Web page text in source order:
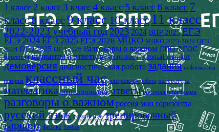
1 класс 2 класс 3 класс4 класс 5 класс 6 класс 7
класс8 класс 9 класс 10 класс11 класс
2022-2023 учебный год 2023 2024 ВПР 2025 ЕГЭ
ЕГЭ 2024 ЕГЭ 2025 ЕГЭ 2026 МЦКО МЦКО 2023-2024 ОГЭ
2024 ОГЭ 2025 ОГЭ 2026 Разговоры о важном СПО ФГОС
биология варианты и ответы видеоролики готовый вариант
демоверсия диагностическая работа задания информатика
история классный час контрольная работа литература
математика обществознание ответы рабочая программа
разговоры о важном россия мои горизонты
русский язык сочинение тренировочный
вариант физика химия